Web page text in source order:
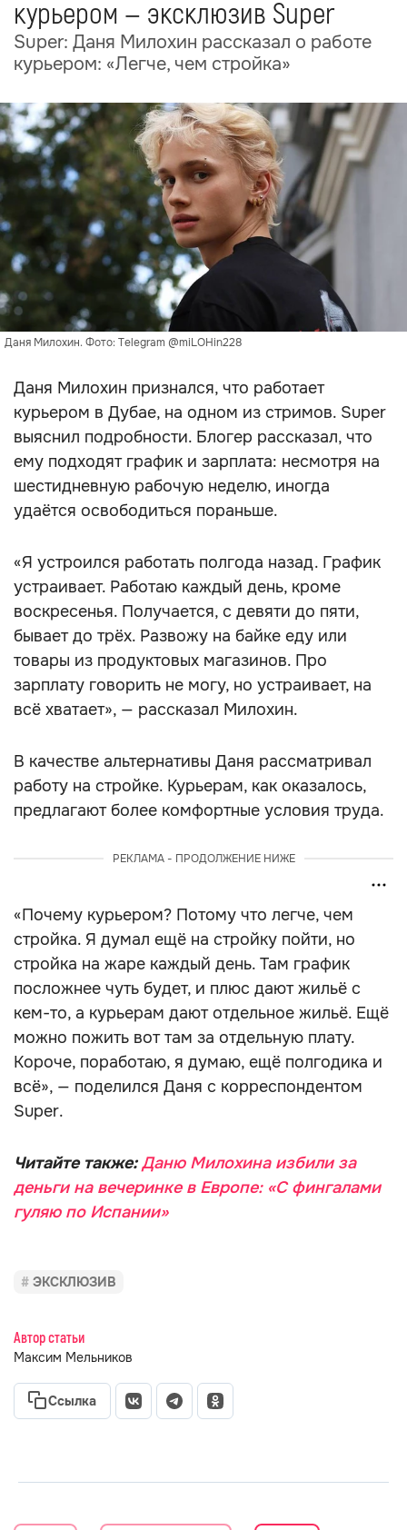
курьером — эксклюзив Super
Super: Даня Милохин рассказал о работе
курьером: «Легче, чем стройка»
Даня Милохин. Фото: Telegram @miLOHin228
Даня Милохин признался, что работает
курьером в Дубае, на одном из стримов. Super
выяснил подробности. Блогер рассказал, что
ему подходят график и зарплата: несмотря на
шестидневную рабочую неделю, иногда
удаётся освободиться пораньше.
«Я устроился работать полгода назад. График
устраивает. Работаю каждый день, кроме
воскресенья. Получается, с девяти до пяти,
бывает до трёх. Развожу на байке еду или
товары из продуктовых магазинов. Про
зарплату говорить не могу, но устраивает, на
всё хватает», — рассказал Милохин.
В качестве альтернативы Даня рассматривал
работу на стройке. Курьерам, как оказалось,
предлагают более комфортные условия труда.
РЕКЛАМА - ПРОДОЛЖЕНИЕ НИЖЕ
«Почему курьером? Потому что легче, чем
стройка. Я думал ещё на стройку пойти, но
стройка на жаре каждый день. Там график
посложнее чуть будет, и плюс дают жильё с
кем-то, а курьерам дают отдельное жильё. Ещё
можно пожить вот там за отдельную плату.
Короче, поработаю, я думаю, ещё полгодика и
всё», — поделился Даня с корреспондентом
Super.
Читайте также:Даню Милохина избили за
деньги на вечеринке в Европе: «С фингалами
гуляю по Испании»
ЭКСКЛЮЗИВ
Автор статьи
Максим Мельников
Ссылка